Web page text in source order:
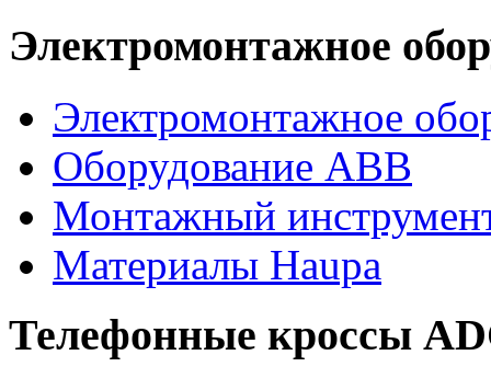
Электромонтажное
Электромонтажное
Оборудование ABB
Монтажный
Материалы Haupa
Телефонные кроссы